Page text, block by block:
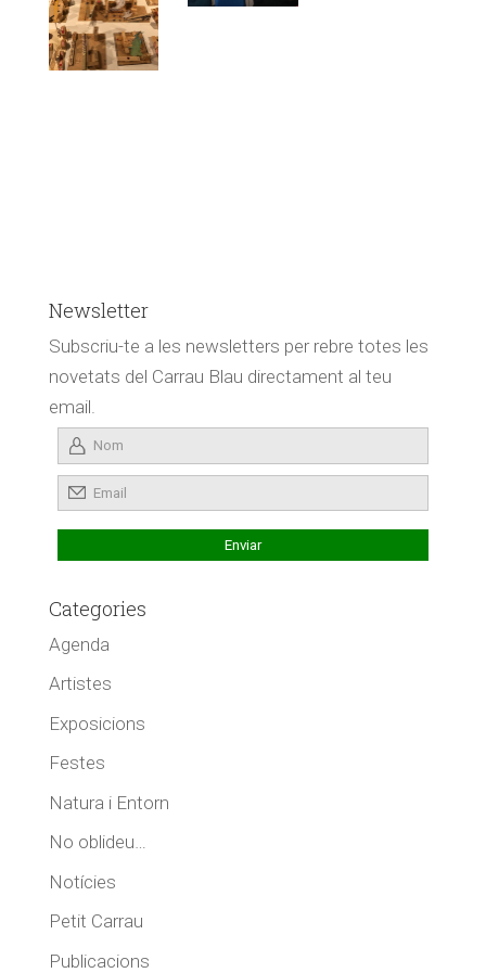
Newsletter
Subscriu-te a les newsletters per rebre totes les
novetats del Carrau Blau directament al teu
email.
Categories
Agenda
Artistes
Exposicions
Festes
Natura i Entorn
No oblideu…
Notícies
Petit Carrau
Publicacions